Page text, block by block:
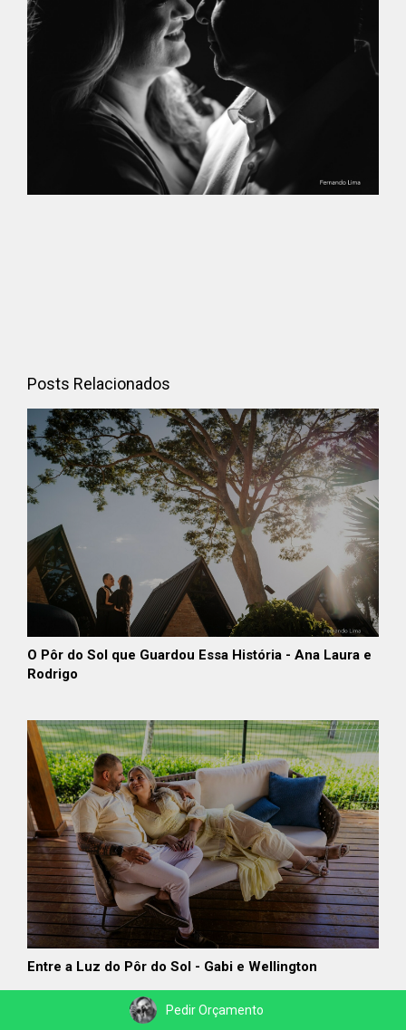
Posts Relacionados
O Pôr do Sol que Guardou Essa História - Ana Laura e
Rodrigo
Entre a Luz do Pôr do Sol - Gabi e Wellington
Pedir Orçamento